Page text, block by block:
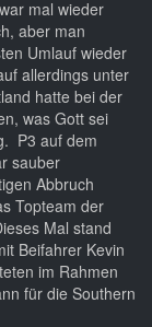
mal wieder
aber man
Umlauf wieder
allerdings unter
hatte bei der
was Gott sei
P3 auf dem
sauber
Abbruch
Topteam der
Mal stand
Beifahrer Kevin
im Rahmen
für die Southern